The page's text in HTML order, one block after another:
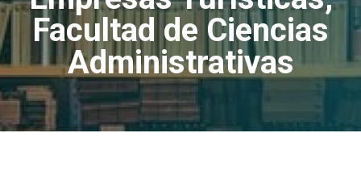
Facultad de Ciencias
Administrativas